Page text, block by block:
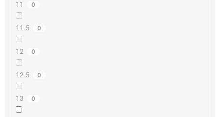
11 0
11.5 0
12 0
12.5 0
13 0